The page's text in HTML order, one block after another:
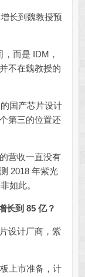
长到魏教授预
而是 IDM，
不在魏教授的
国产芯片设计
第三的位置还
营收一直没有
2018 年紫光
如此。
长到 85 亿？
设计厂商，紫
上市准备，计